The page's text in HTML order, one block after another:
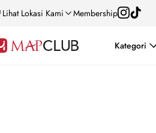
Lihat Lokasi Kami Membership
Kategori